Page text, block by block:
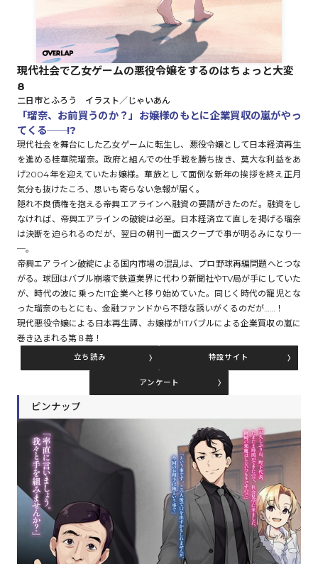
コミックガルド
コミッククリエ
リキューレ
コミックパルフェ
コミックエッセイ
閉じる
現代社会で乙女ゲームの悪役令嬢をするのはちょっと大変
8
二日市とふろう イラスト／じゃいあん
「瑠奈、お前買うのか？」お嬢様のもとに企業買収の嵐がやっ
てくる──!?
現代社会を舞台にした乙女ゲームに転生し、悪役令嬢として日本経済再生
を進める桂華院瑠奈。政府と組んでの仕手戦を勝ち抜き、莫大な利益をあ
げ2004年を迎えていたお嬢様。華族として面倒な新年の挨拶を終え正月
気分も抜けたころ、思いも寄らない急報が届く。
隠れ不良債権を抱える帝興エアラインへ融資の要請がきたのだ。融資をし
なければ、帝興エアラインの破綻は必至。日本経済立て直しを掲げる瑠奈
は決断を迫られるのだが、翌日の朝刊一面スクープで事が明るみになり─
─。
帝興エアライン破綻による国内市場の混乱は、プロ野球再編問題へとつな
がる。球団はバブル崩壊で鉄道業界に代わり新聞社やTV局が手にしていた
が、時代の波に乗ったIT企業へと移り始めていた。同じく時代の寵児とな
った瑠奈のもとにも、金融ファンドから不穏な誘いがくるのだが……！
現代悪役令嬢による日本再生譚、お嬢様がITバブルによる企業買収の嵐に
巻き込まれる第８幕！
立ち読み 特設サイト
アンケート
ピンナップ